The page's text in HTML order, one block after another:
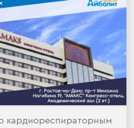
кардиореспираторным